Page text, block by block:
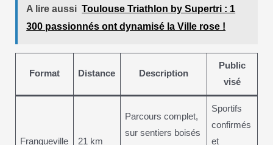
A lire aussi Toulouse Triathlon by Supertri : 1
300 passionnés ont dynamisé la Ville rose !
Format Distance Description
Public
visé
Franqueville 21 km
Parcours complet,
sur sentiers boisés
Sportifs
confirmés
et